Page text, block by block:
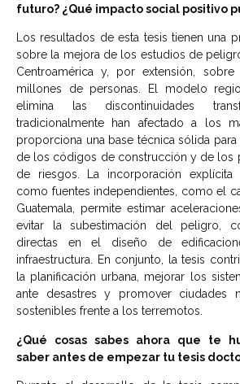
futuro? ¿Qué impacto social positivo
Los resultados de esta tesis tienen una
sobre la mejora de los estudios de
Centroamérica y, por extensión,
millones de personas. El modelo
elimina las discontinuidades
tradicionalmente han afectado a los
proporciona una base técnica sólida para
de los códigos de construcción y de los
de riesgos. La incorporación explícita
como fuentes independientes, como el
Guatemala, permite estimar
evitar la subestimación del peligro,
directas en el diseño de
infraestructura. En conjunto, la tesis
la planificación urbana, mejorar los
ante desastres y promover ciudades
sostenibles frente a los terremotos.
¿Qué cosas sabes ahora que te
saber antes de empezar tu tesis